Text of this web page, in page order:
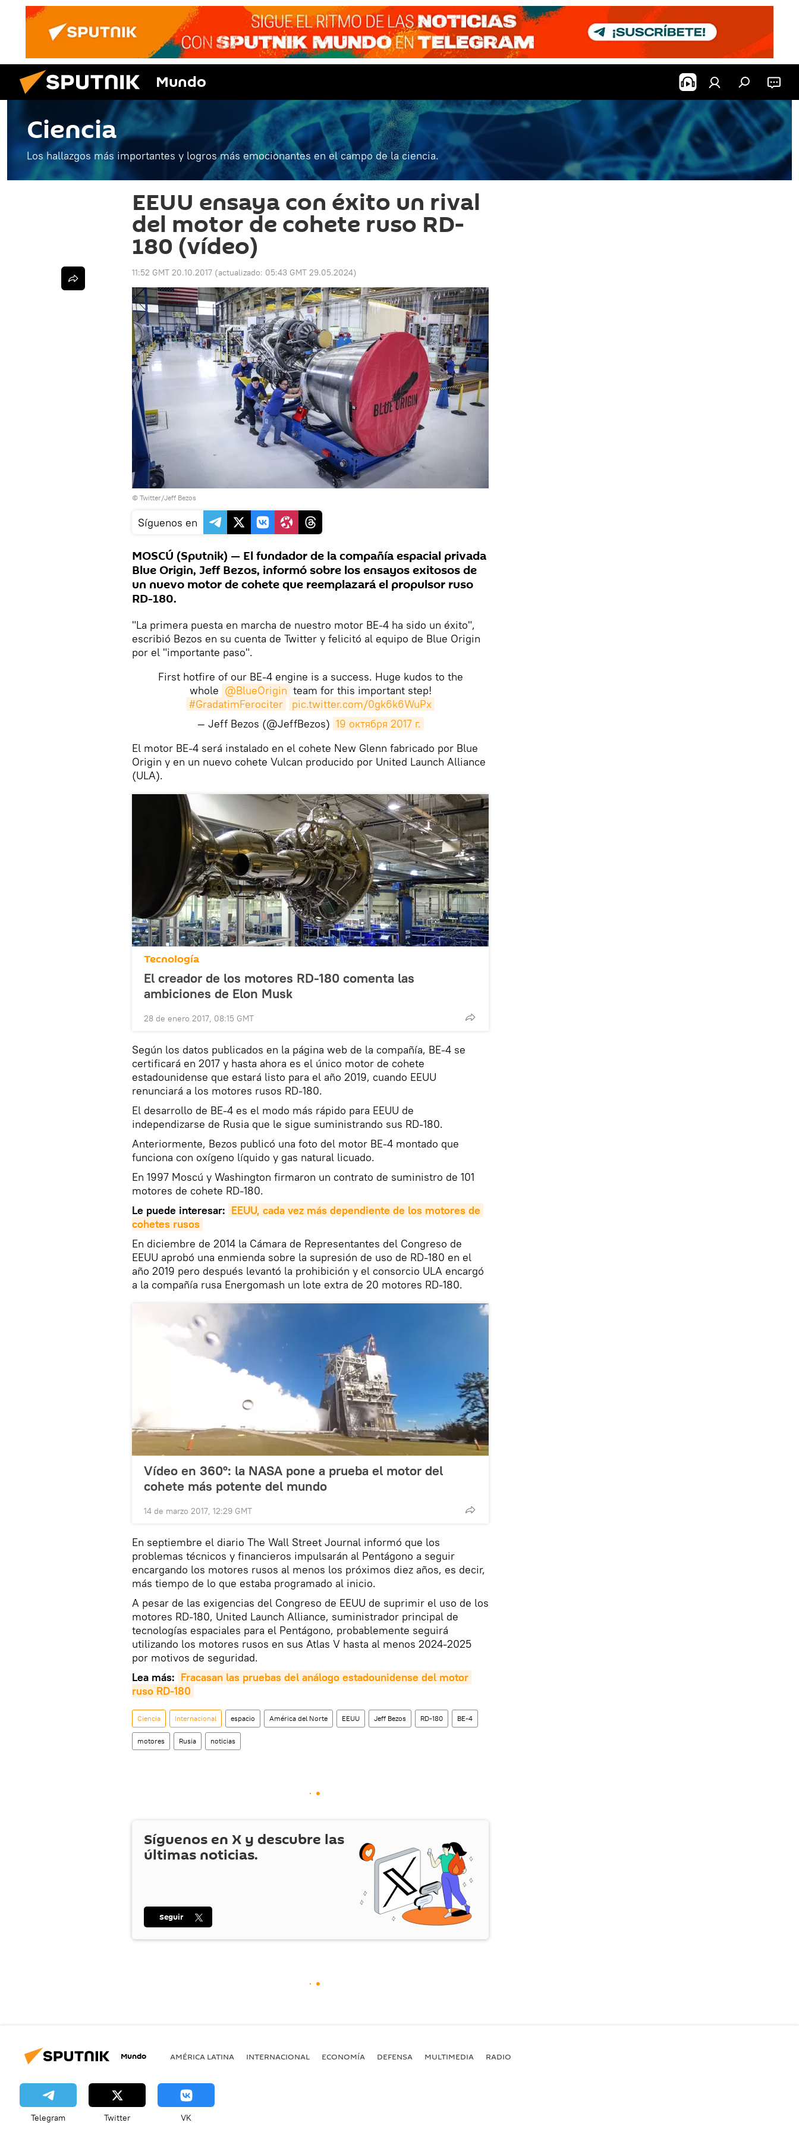
Mundo
Ciencia
Los hallazgos más importantes y logros más emocionantes en el campo de la ciencia.
EEUU ensaya con éxito un rival
del motor de cohete ruso RD-
180 (vídeo)
11:52 GMT 20.10.2017 (actualizado: 05:43 GMT 29.05.2024)
© Twitter/Jeff Bezos
Síguenos en
MOSCÚ (Sputnik) — El fundador de la compañía espacial privada
Blue Origin, Jeff Bezos, informó sobre los ensayos exitosos de
un nuevo motor de cohete que reemplazará el propulsor ruso
RD-180.
"La primera puesta en marcha de nuestro motor BE-4 ha sido un éxito",
escribió Bezos en su cuenta de Twitter y felicitó al equipo de Blue Origin
por el "importante paso".
First hotfire of our BE-4 engine is a success. Huge kudos to the
whole @BlueOrigin team for this important step!
#GradatimFerociter
pic.twitter.com/0gk6k6WuPx
— Jeff Bezos (@JeffBezos) 19 октября 2017 г.
El motor BE-4 será instalado en el cohete New Glenn fabricado por Blue
Origin y en un nuevo cohete Vulcan producido por United Launch Alliance
(ULA).
Tecnología
El creador de los motores RD-180 comenta las
ambiciones de Elon Musk
28 de enero 2017, 08:15 GMT
Según los datos publicados en la página web de la compañía, BE-4 se
certificará en 2017 y hasta ahora es el único motor de cohete
estadounidense que estará listo para el año 2019, cuando EEUU
renunciará a los motores rusos RD-180.
El desarrollo de BE-4 es el modo más rápido para EEUU de
independizarse de Rusia que le sigue suministrando sus RD-180.
Anteriormente, Bezos publicó una foto del motor BE-4 montado que
funciona con oxígeno líquido y gas natural licuado.
En 1997 Moscú y Washington firmaron un contrato de suministro de 101
motores de cohete RD-180.
Le puede interesar: EEUU, cada vez más dependiente de los motores de
cohetes rusos
En diciembre de 2014 la Cámara de Representantes del Congreso de
EEUU aprobó una enmienda sobre la supresión de uso de RD-180 en el
año 2019 pero después levantó la prohibición y el consorcio ULA encargó
a la compañía rusa Energomash un lote extra de 20 motores RD-180.
Vídeo en 360º: la NASA pone a prueba el motor del
cohete más potente del mundo
14 de marzo 2017, 12:29 GMT
En septiembre el diario The Wall Street Journal informó que los
problemas técnicos y financieros impulsarán al Pentágono a seguir
encargando los motores rusos al menos los próximos diez años, es decir,
más tiempo de lo que estaba programado al inicio.
A pesar de las exigencias del Congreso de EEUU de suprimir el uso de los
motores RD-180, United Launch Alliance, suministrador principal de
tecnologías espaciales para el Pentágono, probablemente seguirá
utilizando los motores rusos en sus Atlas V hasta al menos 2024-2025
por motivos de seguridad.
Lea más: Fracasan las pruebas del análogo estadounidense del motor
ruso RD-180
Ciencia Internacional espacio América del Norte EEUU Jeff Bezos RD-180 BE-4
motores Rusia noticias
Síguenos en X y descubre las
últimas noticias.
Seguir
Mundo AMÉRICA LATINA INTERNACIONAL ECONOMÍA DEFENSA MULTIMEDIA RADIO
Telegram Twitter VK